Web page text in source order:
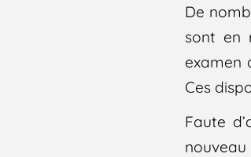
De
sont en
examen
Ces
Faute